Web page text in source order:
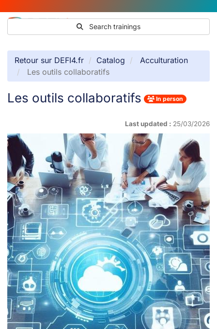
Search trainings
Retour sur DEFI4.fr Catalog
Acculturation
Les outils collaboratifs
Les outils collaboratifs In person
Last updated : 25/03/2026